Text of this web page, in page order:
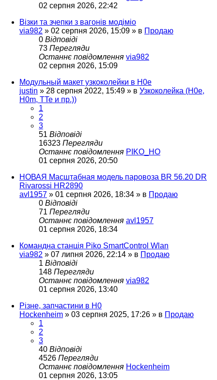
02 серпня 2026, 22:42
Візки та зчепки з вагонів модіміо
via982 » 02 серпня 2026, 15:09 » в Продаю
0 Відповіді
73 Перегляди
Останнє повідомлення via982
02 серпня 2026, 15:09
Модульный макет узкоколейки в H0e
justin » 28 серпня 2022, 15:49 » в Узкоколейка (H0e,
H0m, TTe и пр.))
1
2
3
51 Відповіді
16323 Перегляди
Останнє повідомлення PIKO_HO
01 серпня 2026, 20:50
НОВАЯ Масштабная модель паровоза BR 56.20 DR
Rivarossi HR2890
avl1957 » 01 серпня 2026, 18:34 » в Продаю
0 Відповіді
71 Перегляди
Останнє повідомлення avl1957
01 серпня 2026, 18:34
Командна станція Piko SmartControl Wlan
via982 » 07 липня 2026, 22:14 » в Продаю
1 Відповіді
148 Перегляди
Останнє повідомлення via982
01 серпня 2026, 13:40
Різне, запчастини в H0
Hockenheim » 03 серпня 2025, 17:26 » в Продаю
1
2
3
40 Відповіді
4526 Перегляди
Останнє повідомлення Hockenheim
01 серпня 2026, 13:05